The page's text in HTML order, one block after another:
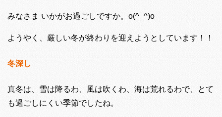
みなさま いかがお過ごしですか。o(^_^)o
ようやく、厳しい冬が終わりを迎えようとしています！！
冬深し
真冬は、雪は降るわ、風は吹くわ、海は荒れるわで、とて
も過ごしにくい季節でしたね。